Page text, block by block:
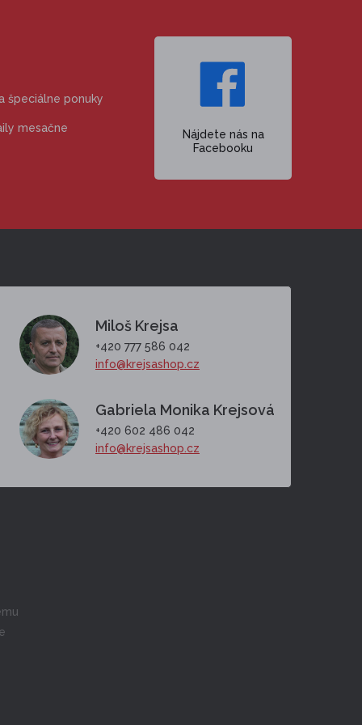
špeciálne ponuky
mesačne
Nájdete nás na
Facebooku
Miloš Krejsa
+420 777 586 042
info@krejsashop.cz
Gabriela Monika Krejsová
+420 602 486 042
info@krejsashop.cz